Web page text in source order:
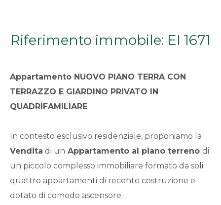
Riferimento immobile: EI 1671
Appartamento NUOVO PIANO TERRA CON
TERRAZZO E GIARDINO PRIVATO IN
QUADRIFAMILIARE
In contesto esclusivo residenziale, proponiamo la
Vendita di un Appartamento al piano terrenodi
un piccolo complesso immobiliare formato da soli
quattro appartamenti di recente costruzione e
dotato di comodo ascensore.
1
5
5+